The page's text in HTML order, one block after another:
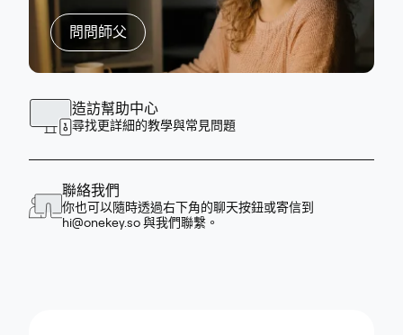
問問師父
造訪幫助中心
尋找更詳細的教學與常見問題
聯絡我們
你也可以隨時透過右下角的聊天按鈕或寄信到
hi@onekey.so與我們聯繫。